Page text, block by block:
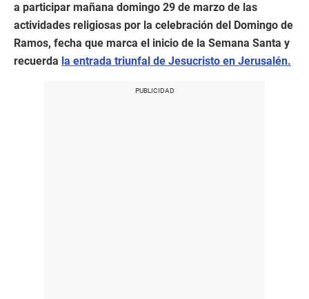
a participar mañana domingo 29 de marzo de las
actividades religiosas por la celebración del Domingo de
Ramos, fecha que marca el inicio de la Semana Santa y
recuerda la entrada triunfal de Jesucristo en Jerusalén.